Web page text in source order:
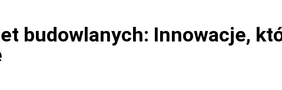
budowlanych: Innowacje,